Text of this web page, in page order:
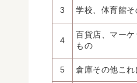
3 学校、体育館
4
百貨店、マー
もの
5 倉庫その他こ